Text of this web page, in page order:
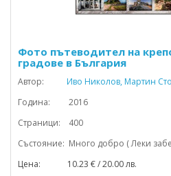
Фото пътеводител на
градове в България
Автор:
Иво Николов, Мартин
Година: 2016
Страници: 400
Състояние: Много добро ( Леки
Цена: 10.23 € / 20.00 лв.